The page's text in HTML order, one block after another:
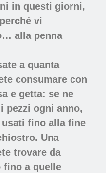
in questi giorni,
vi
alla penna
a quanta
consumare con
e getta: se ne
pezzi ogni anno,
fino alla fine
Una
trovare da
fino a quelle